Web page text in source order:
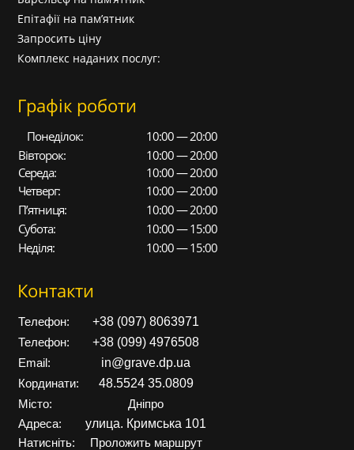
Епітафії на пам’ятник
Запросить ціну
Комплекс наданих послуг:
Графік роботи
Понеділок:
10:00 — 20:00
Вівторок:
10:00 — 20:00
Середа:
10:00 — 20:00
Четверг:
10:00 — 20:00
П’ятниця:
10:00 — 20:00
Субота:
10:00 — 15:00
Неділя:
10:00 — 15:00
Контакти
Телефон: +38 (097) 8063971
Телефон: +38 (099) 4976508
Email: in@grave.dp.ua
Кординати: 48.5524 35.0809
Місто:
Дніпро
Адреса:
улица. Кримська 101
Натисніть: Проложить маршрут